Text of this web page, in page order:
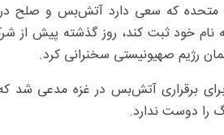
متحده که سعی دارد آتش‌بس و صلح
به ۷۰‌هزار فلسطینی به نام خود ثبت کند، روز
رژیم صهیونیستی سخنرانی کرد.
برقراری آتش‌بس در غزه مدعی
را دوست ندارد.